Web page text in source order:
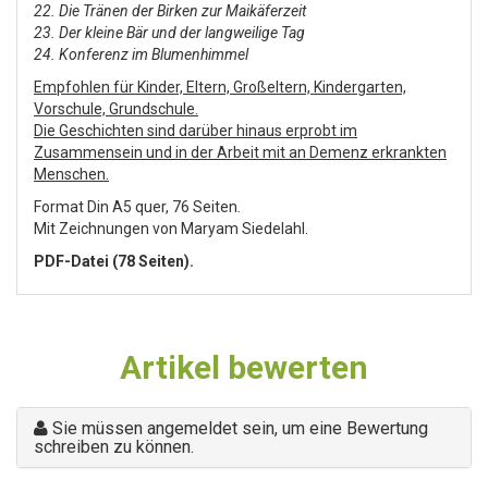
22. Die Tränen der Birken zur Maikäferzeit
23. Der kleine Bär und der langweilige Tag
24. Konferenz im Blumenhimmel
Empfohlen für Kinder, Eltern, Großeltern, Kindergarten,
Vorschule, Grundschule.
Die Geschichten sind darüber hinaus erprobt im
Zusammensein und in der Arbeit mit an Demenz erkrankten
Menschen.
Format Din A5 quer, 76 Seiten
Mit Zeichnungen von Maryam Siedelahl.
PDF-Datei (78 Seiten).
Artikel bewerten
Sie müssen angemeldet sein, um eine Bewertung
schreiben zu können.